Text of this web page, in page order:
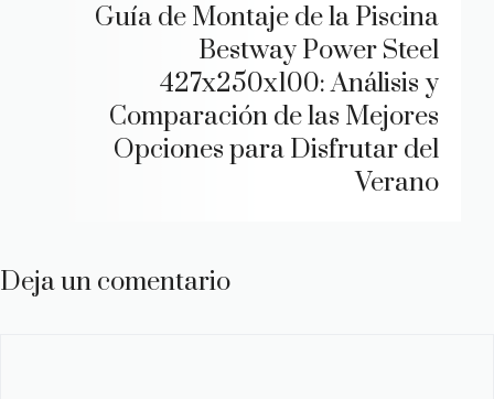
Guía de Montaje de la Piscina
Bestway Power Steel
427x250x100: Análisis y
Comparación de las Mejores
Opciones para Disfrutar del
Verano
Deja un comentario